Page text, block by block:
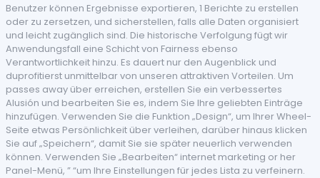
Benutzer können Ergebnisse exportieren, 1 Berichte zu erstellen
oder zu zersetzen, und sicherstellen, falls alle Daten organisiert
und leicht zugänglich sind. Die historische Verfolgung fügt wir
Anwendungsfall eine Schicht von Fairness ebenso
Verantwortlichkeit hinzu. Es dauert nur den Augenblick und
duprofitierst unmittelbar von unseren attraktiven Vorteilen. Um
passes away über erreichen, erstellen Sie ein verbessertes
Alusión und bearbeiten Sie es, indem Sie Ihre geliebten Einträge
hinzufügen. Verwenden Sie die Funktion „Design“, um Ihrer Wheel-
Seite etwas Persönlichkeit über verleihen, darüber hinaus klicken
Sie auf „Speichern“, damit Sie sie später neuerlich verwenden
können. Verwenden Sie „Bearbeiten“ internet marketing or her
Panel-Menü, ” “um Ihre Einstellungen für jedes Lista zu verfeinern.